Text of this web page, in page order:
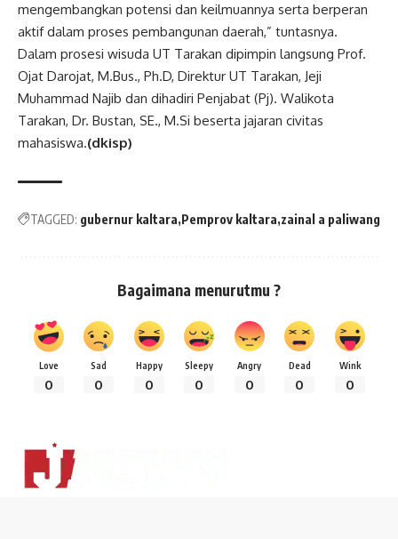
mengembangkan potensi dan keilmuannya serta berperan
aktif dalam proses pembangunan daerah,” tuntasnya.
Dalam prosesi wisuda UT Tarakan dipimpin langsung Prof.
Ojat Darojat, M.Bus., Ph.D, Direktur UT Tarakan, Jeji
Muhammad Najib dan dihadiri Penjabat (Pj). Walikota
Tarakan, Dr. Bustan, SE., M.Si beserta jajaran civitas
mahasiswa.(dkisp)
TAGGED: gubernur kaltara Pemprov kaltara zainal a paliwang
Bagaimana menurutmu ?
Love
0
Sad
0
Happy
0
Sleepy
0
Angry
0
Dead
0
Wink
0